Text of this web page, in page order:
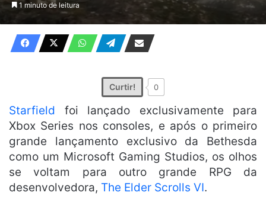
X
1 minuto de leitura
Curtir! 0
Starfield foi lançado exclusivamente para
Xbox Series nos consoles, e após o primeiro
grande lançamento exclusivo da Bethesda
como um Microsoft Gaming Studios, os olhos
se voltam para outro grande RPG da
desenvolvedora, The Elder Scrolls VI.